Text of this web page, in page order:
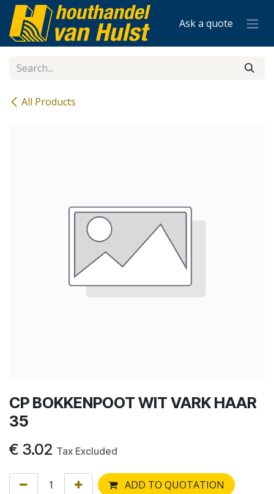
Skip to Content
Ask a quote
All Products
CP BOKKENPOOT WIT VARK HAAR
35
€ 3.02 Tax Excluded
ADD TO QUOTATION